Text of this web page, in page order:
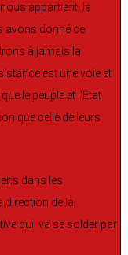
appartient, la
avons donné ce
à jamais la
est une voie et
le peuple et l’Etat
que celle de leurs
dans les
direction de la
qui va se solder par